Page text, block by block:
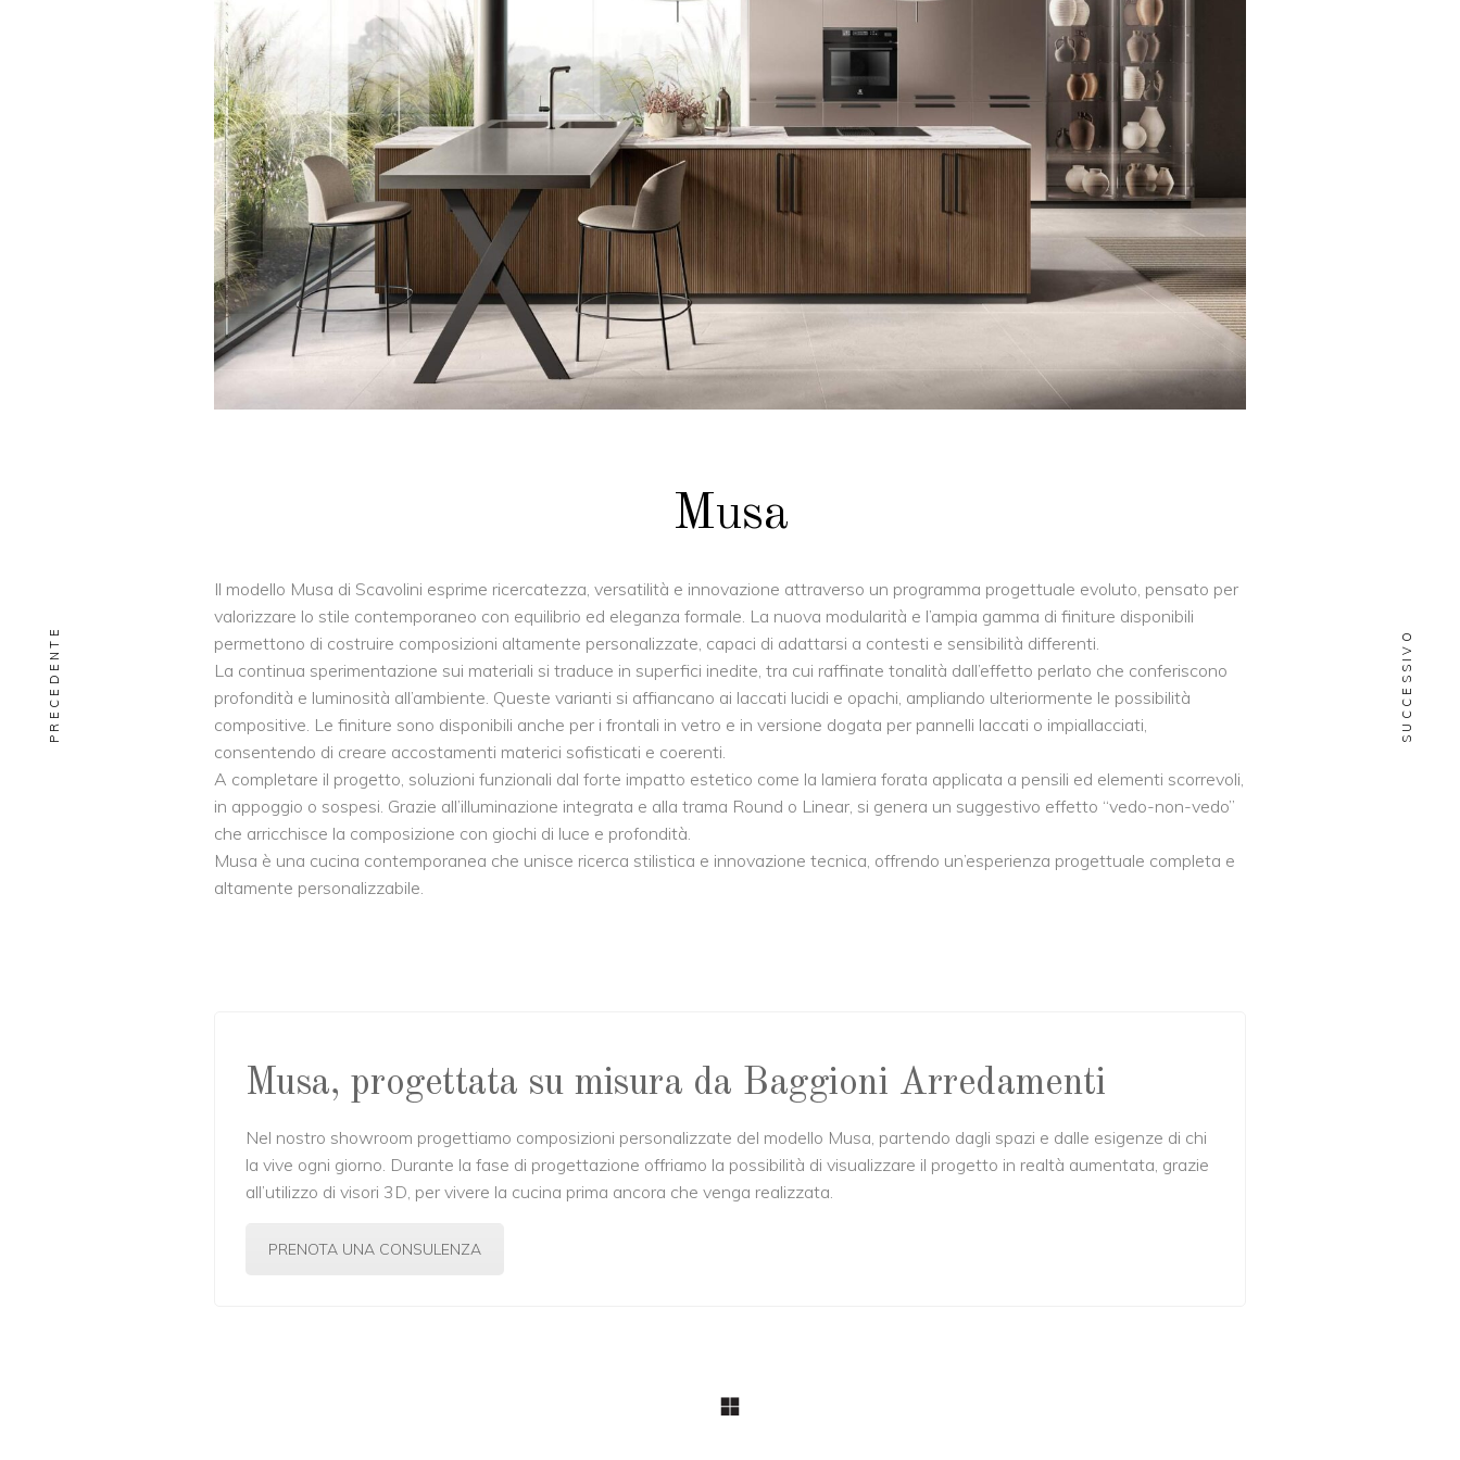
Musa
Il modello Musa di Scavolini esprime ricercatezza, versatilità e innovazione attraverso un programma progettuale evoluto, pensato per
valorizzare lo stile contemporaneo con equilibrio ed eleganza formale. La nuova modularità e l’ampia gamma di finiture disponibili
permettono di costruire composizioni altamente personalizzate, capaci di adattarsi a contesti e sensibilità differenti.
La continua sperimentazione sui materiali si traduce in superfici inedite, tra cui raffinate tonalità dall’effetto perlato che conferiscono
profondità e luminosità all’ambiente. Queste varianti si affiancano ai laccati lucidi e opachi, ampliando ulteriormente le possibilità
compositive. Le finiture sono disponibili anche per i frontali in vetro e in versione dogata per pannelli laccati o impiallacciati,
consentendo di creare accostamenti materici sofisticati e coerenti.
A completare il progetto, soluzioni funzionali dal forte impatto estetico come la lamiera forata applicata a pensili ed elementi scorrevoli,
in appoggio o sospesi. Grazie all’illuminazione integrata e alla trama Round o Linear, si genera un suggestivo effetto “vedo-non-vedo”
che arricchisce la composizione con giochi di luce e profondità.
Musa è una cucina contemporanea che unisce ricerca stilistica e innovazione tecnica, offrendo un’esperienza progettuale completa e
altamente personalizzabile.
Musa, progettata su misura da Baggioni Arredamenti
Nel nostro showroom progettiamo composizioni personalizzate del modello Musa, partendo dagli spazi e dalle esigenze di chi
la vive ogni giorno. Durante la fase di progettazione offriamo la possibilità di visualizzare il progetto in realtà aumentata, grazie
all’utilizzo di visori 3D, per vivere la cucina prima ancora che venga realizzata.
PRENOTA UNA CONSULENZA
PRECEDENTE SUCCESSIVO